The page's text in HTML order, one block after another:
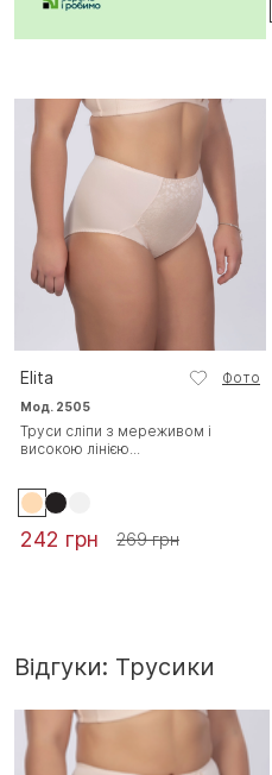
Elita Фото
Мод. 2505
Труси сліпи з мереживом і
високою лінією...
242 грн 269 грн
Відгуки: Трусики